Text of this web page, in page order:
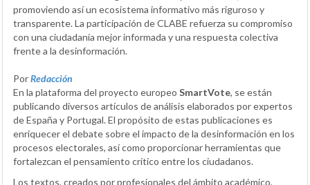
promoviendo así un ecosistema informativo más riguroso y
transparente. La participación de CLABE refuerza su compromiso
con una ciudadanía mejor informada y una respuesta colectiva
frente a la desinformación.
PorRedacción
En la plataforma del proyecto europeo SmartVote, se están
publicando diversos artículos de análisis elaborados por expertos
de España y Portugal. El propósito de estas publicaciones es
enriquecer el debate sobre el impacto de la desinformación en los
procesos electorales, así como proporcionar herramientas que
fortalezcan el pensamiento crítico entre los ciudadanos.
Los textos, creados por profesionales del ámbito académico,